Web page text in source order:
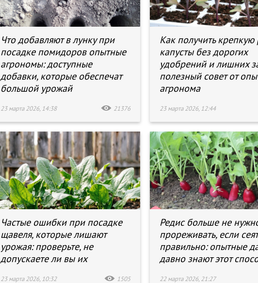
Что добавляют в лунку при
посадке помидоров опытные
агрономы: доступные
добавки, которые обеспечат
большой урожай
23 марта 2026, 14:38 21376
Как получить крепкую
капусты без дорогих
удобрений и лишних
полезный совет от
агронома
23 марта 2026, 12:44
Частые ошибки при посадке
щавеля, которые лишают
урожая: проверьте, не
допускаете ли вы их
23 марта 2026, 10:32 1505
Редис больше не
прореживать, если
правильно: опытные
давно знают этот
22 марта 2026, 21:27